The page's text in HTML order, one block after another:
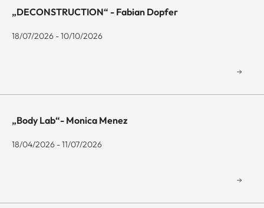
„DECONSTRUCTION“ - Fabian Dopfer
18/07/2026 - 10/10/2026
„Body Lab“- Monica Menez
18/04/2026 - 11/07/2026